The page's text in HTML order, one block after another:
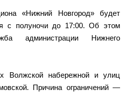
«Нижний Новгород» будет
с полуночи до 17:00. Об этом
администрации Нижнего
Волжской набережной и улиц
Причина ограничений —